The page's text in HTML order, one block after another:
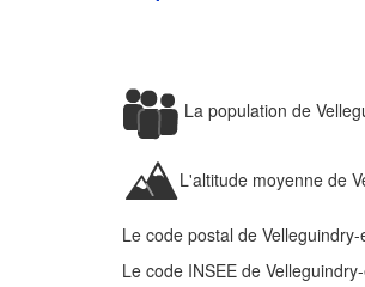
La population de
L'altitude moyenne de
Le code postal de
Le code INSEE de